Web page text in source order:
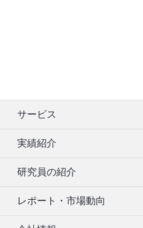
サービス
実績紹介
研究員の紹介
レポート・市場動向